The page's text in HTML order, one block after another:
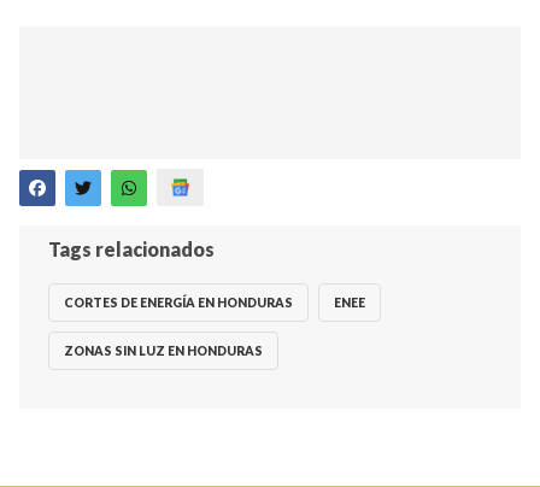
Tags relacionados
CORTES DE ENERGÍA EN HONDURAS ENEE
ZONAS SIN LUZ EN HONDURAS